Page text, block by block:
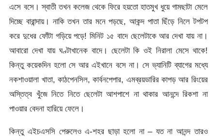
এসে বসে। স্বাতী তখন কলেজ থেকে ফিরে হয়তো হাতমুখ ধুয়ে গামছাটা মেলে
দিচ্ছে বারান্দায়। নাকি তখন তার মনে পড়ছে, আকন্দ পাতা ছিঁড়ে নিলে টপটপ
করে দুধের ফোঁটা গড়িয়ে পড়ে! মিনিট ১৫ বাদে ছেলেটাকে আর দেখা যায় না।
আবারো দেখা যায় ঘণ্টাখানেক বাদে। ছেলেটা কি ওই নিরালা মেসে থাকে!
কিন্তু কয়েকদিন হলো সে আর এইখানে বসে না। সে ভ্যানিটি ব্যাগের মধ্যে
নকশাওয়ালা খাতা, কাঠপেনসিল, কার্বনপেপার, এমব্রয়ডারির কাপড় আর রিংয়ের
অস্তিত্ব খুঁজে নিতে নিতে ছেলেটা আশপাশে না থাকার আনন্দে রিকশা না
পাওয়ার বেদনা হারিয়ে ফেলে।
কিন্তু এইচএসসি পেরুলেও এ-শহর ছাড়া হলো না – যত না আনন্দ তারও